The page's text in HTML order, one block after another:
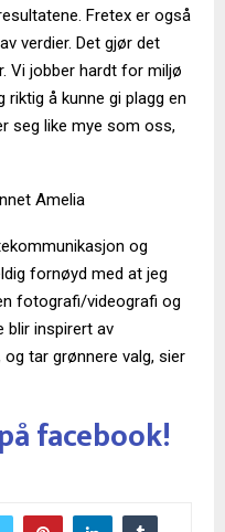
Fretex er også
verdier. Det gjør det
Vi jobber hardt for miljø
å kunne gi plagg en
seg like mye som oss,
Amelia
og
fornøyd med at jeg
fotografi/videografi og
blir inspirert av
og tar grønnere valg, sier
facebook!